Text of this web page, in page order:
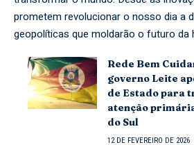
prometem revolucionar o nosso dia a
geopolíticas que moldarão o futuro da
Rede Bem
governo Leite
de Estado para
atenção
do Sul
12 DE FEVEREIRO DE 2026